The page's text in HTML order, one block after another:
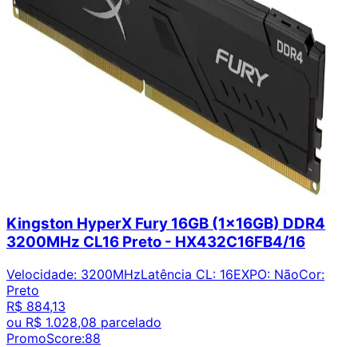
Kingston HyperX Fury 16GB (1x16GB) DDR4
3200MHz CL16 Preto - HX432C16FB4/16
Velocidade: 3200MHzLatência CL: 16EXPO: NãoCor:
Preto
R$ 884,13
ou R$ 1.028,08 parcelado
PromoScore:88